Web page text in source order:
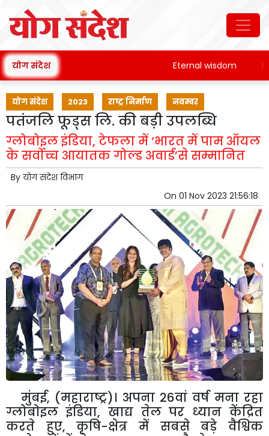
योग संदेश Eternal wisdom
योग संदेश 2023 राष्ट्र निर्माण नवम्बर
पतंजलि फूड्स लि. की बड़ी उपलब्धि
ग्लोबोइल इंडिया, टेफला में ‘भारत में पाम ऑयल
के सर्वोच्च आयातक गोल्ड अवार्ड’से सम्मानित
By योग संदेश विभाग
On 01 Nov 2023 21:56:18
मुंबई, (महाराष्ट्र)। अपना26वां वर्ष मना रहा
ग्लोबोइल इंडिया, खाद्य तेल पर ध्यान केंद्रित
करते
हुए,कृषि-क्षेत्र में सबसे बड़े
वैश्विक